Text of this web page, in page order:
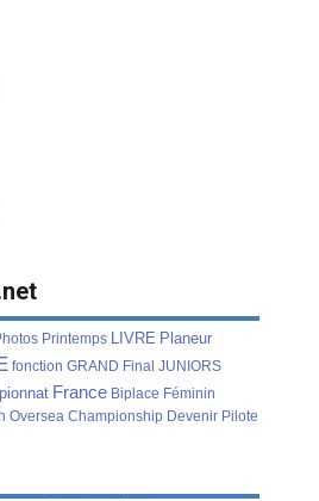
Printemps LIVRE Planeur
fonction GRAND Final JUNIORS
France Biplace Féminin
Oversea Championship Devenir Pilote